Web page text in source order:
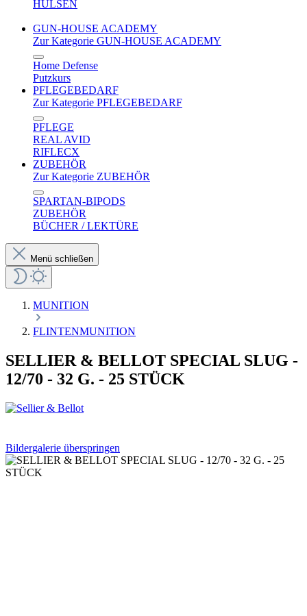
HÜLSEN
GUN-HOUSE ACADEMY
Zur Kategorie GUN-HOUSE ACADEMY
Home Defense
Putzkurs
PFLEGEBEDARF
Zur Kategorie PFLEGEBEDARF
PFLEGE
REAL AVID
RIFLECX
ZUBEHÖR
Zur Kategorie ZUBEHÖR
SPARTAN-BIPODS
ZUBEHÖR
BÜCHER / LEKTÜRE
Menü schließen
MUNITION
FLINTENMUNITION
SELLIER & BELLOT SPECIAL SLUG -
12/70 - 32 G. - 25 STÜCK
Bildergalerie überspringen